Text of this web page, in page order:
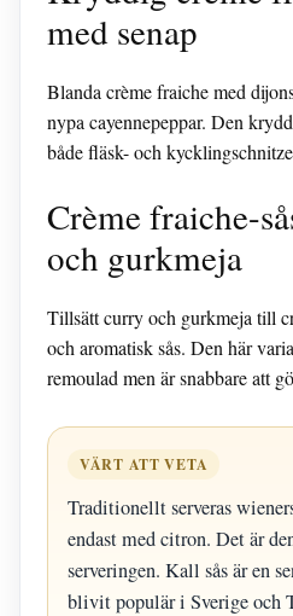
med senap
Blanda crème fraiche med
nypa cayennepeppar. Den
både fläsk- och
Crème fraiche-
och gurkmeja
Tillsätt curry och gurkmeja till
och aromatisk sås. Den här
remoulad men är snabbare att
VÄRT ATT VETA
Traditionellt serveras
endast med citron. Det är
serveringen. Kall sås är en
blivit populär i Sverige och